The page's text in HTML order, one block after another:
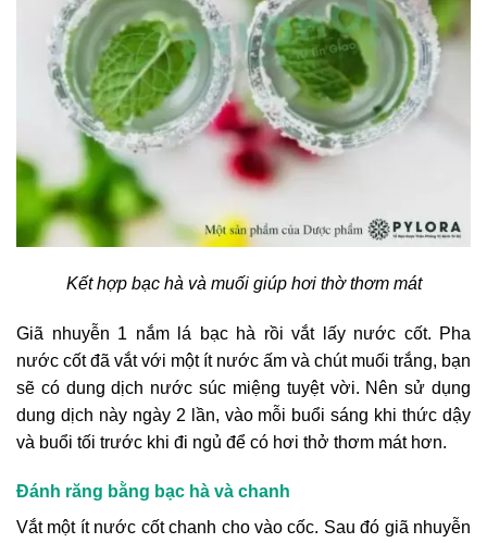
Kết hợp bạc hà và muối giúp hơi thờ thơm mát
Giã nhuyễn 1 nắm lá bạc hà rồi vắt lấy nước cốt. Pha
nước cốt đã vắt với một ít nước ấm và chút muối trắng, bạn
sẽ có dung dịch nước súc miệng tuyệt vời. Nên sử dụng
dung dịch này ngày 2 lần, vào mỗi buổi sáng khi thức dậy
và buổi tối trước khi đi ngủ để có hơi thở thơm mát hơn.
Đánh răng bằng bạc hà và chanh
Vắt một ít nước cốt chanh cho vào cốc. Sau đó giã nhuyễn